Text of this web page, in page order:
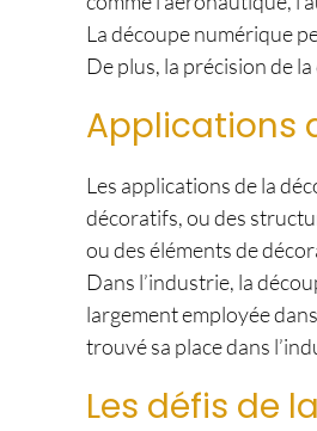
La découpe numérique
De plus, la précision de
Applications
Les applications de la
décoratifs, ou des
ou des éléments de
Dans l’industrie, la
largement employée
trouvé sa place dans
Les défis de